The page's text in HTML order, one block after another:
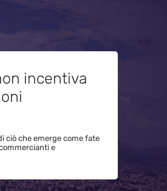
incentiva
ciò che emerge come fate
e